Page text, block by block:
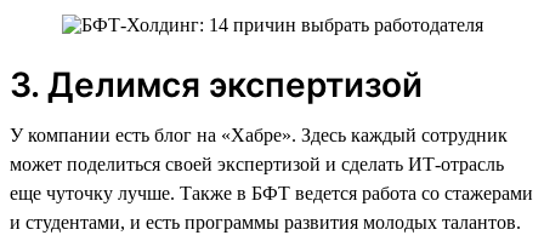
3. Делимся экспертизой
У компании есть блог на «Хабре». Здесь каждый сотрудник
может поделиться своей экспертизой и сделать ИТ-отрасль
еще чуточку лучше. Также в БФТ ведется работа со стажерами
и студентами, и есть программы развития молодых талантов.